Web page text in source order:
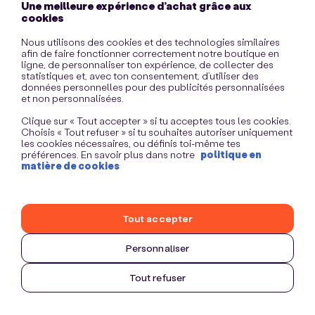
Une meilleure expérience d’achat grâce aux
cookies
Nous utilisons des cookies et des technologies similaires
afin de faire fonctionner correctement notre boutique en
ligne, de personnaliser ton expérience, de collecter des
statistiques et, avec ton consentement, d’utiliser des
données personnelles pour des publicités personnalisées
et non personnalisées.
Clique sur « Tout accepter » si tu acceptes tous les cookies.
Choisis « Tout refuser » si tu souhaites autoriser uniquement
les cookies nécessaires, ou définis toi-même tes
préférences. En savoir plus dans notre politique en
matière de cookies
Personnaliser
Tout refuser
Tout accepter